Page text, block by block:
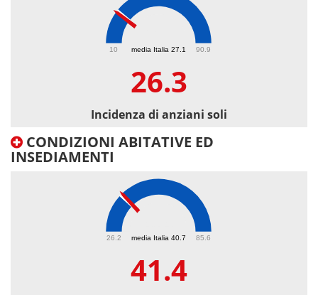
media Italia 27.1
10 90.9
26.3
Incidenza di anziani soli
CONDIZIONI ABITATIVE ED
INSEDIAMENTI
media Italia 40.7
26.2 85.6
41.4